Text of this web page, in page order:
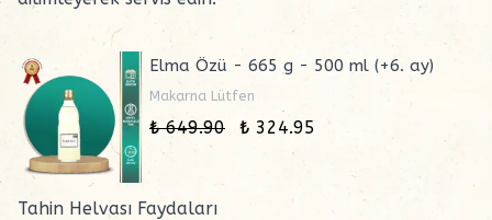
Elma Özü - 665 g - 500 ml (+6. ay)
Makarna Lütfen
₺ 649.90 ₺ 324.95
Tahin Helvası Faydaları